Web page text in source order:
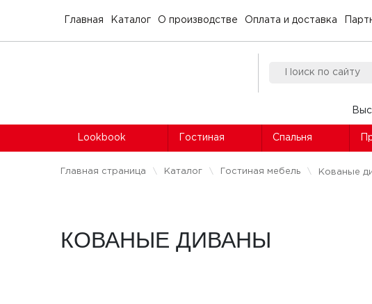
Главная Каталог О производстве Оплата и доставка
Lookbook Гостиная Спальня
Главная страница Каталог Гостиная мебель Кованые
КОВАНЫЕ ДИВАНЫ